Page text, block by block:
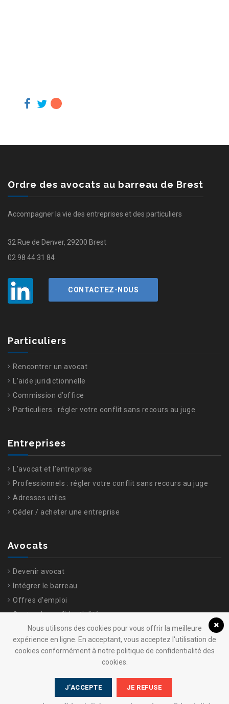
Ordre des avocats au barreau de Brest
Accompagner la vie des entreprises et des particuliers
32 Rue de Denver, 29200 Brest
02 98 44 31 84
CONTACTEZ-NOUS
Particuliers
Rencontrer un avocat
L’aide juridictionnelle
Commission d’office
Particuliers : régler votre conflit sans recours au juge
Entreprises
L’avocat et l’entreprise
Professionnels : régler votre conflit sans recours au juge
Adresses utiles
Céder / acheter une entreprise
Avocats
Devenir avocat
Intégrer le barreau
Offres d’emploi
Centre de confidentialité
Nous utilisons des cookies pour vous offrir la meilleure
expérience en ligne. En acceptant, vous acceptez l'utilisation de
cookies conformément à notre politique de confidentialité des
cookies.
J’ACCEPTE JE REFUSE